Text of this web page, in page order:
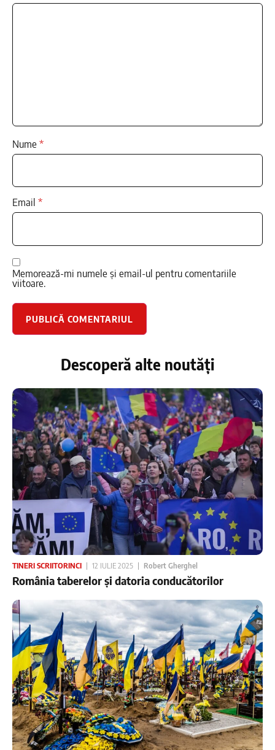
Nume*
Email *
Memorează-mi numele și email-ul pentru comentariile
viitoare.
Descoperă alte noutăți
TINERI SCRIITORINCI 12 IULIE 2025 Robert Gherghel
România taberelor și datoria conducătorilor